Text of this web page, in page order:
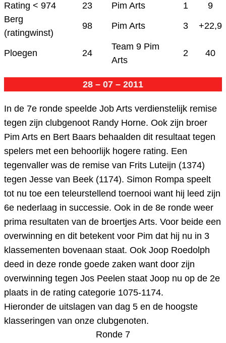
Rating < 974 23 Pim Arts 1
9
Berg
(ratingwinst)
98 Pim Arts 3 +22,9
Ploegen 24
Team 9 Pim
Arts
2 40
28 – 07 – 2011
In de 7e ronde speelde Job Arts verdienstelijk remise
tegen zijn clubgenoot Randy Horne. Ook zijn broer
Pim Arts en Bert Baars behaalden dit resultaat tegen
spelers met een behoorlijk hogere rating. Een
tegenvaller was de remise van Frits Luteijn (1374)
tegen Jesse van Beek (1174). Simon Rompa speelt
tot nu toe een teleurstellend toernooi want hij leed zijn
6e nederlaag in successie. Ook in de 8e ronde weer
prima resultaten van de broertjes Arts. Voor beide een
overwinning en dit betekent voor Pim dat hij nu in 3
klassementen bovenaan staat. Ook Joop Roedolph
deed in deze ronde goede zaken want door zijn
overwinning tegen Jos Peelen staat Joop nu op de 2e
plaats in de rating categorie 1075-1174.
Hieronder de uitslagen van dag 5 en de hoogste
klasseringen van onze clubgenoten.
Ronde 7